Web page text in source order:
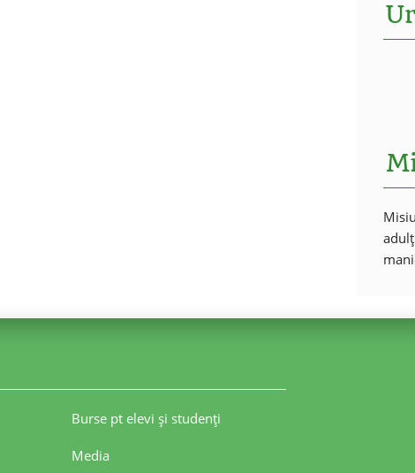
Burse pt elevi şi studenţi
Media